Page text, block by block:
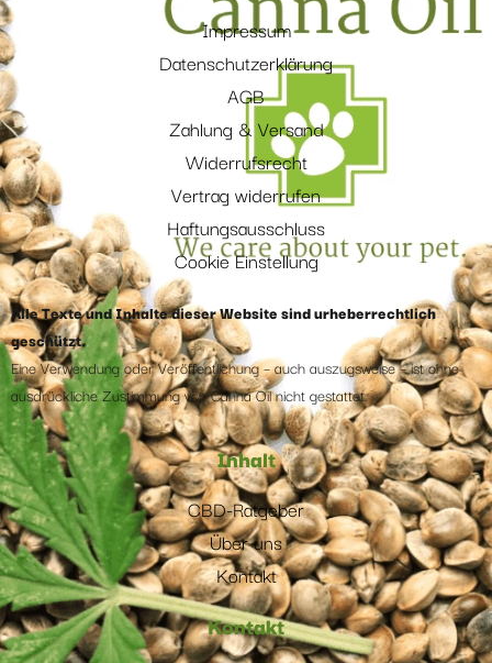
Impressum
Datenschutzerklärung
AGB
Zahlung & Versand
Widerrufsrecht
Vertrag widerrufen
Haftungsausschluss
Cookie Einstellung
Alle Texte und Inhalte dieser Website sind urheberrechtlich
geschützt.
Eine Verwendung oder Veröffentlichung – auch auszugsweise – ist ohne
ausdrückliche Zustimmung von Canna Oil nicht gestattet.
Inhalt
CBD-Ratgeber
Über uns
Kontakt
Kontakt